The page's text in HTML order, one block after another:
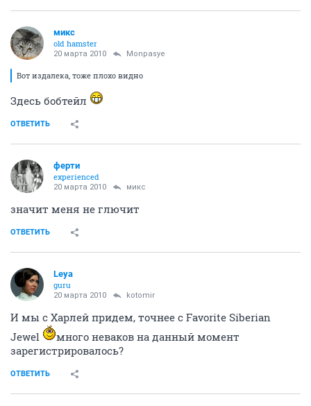
микс
old hamster
20 марта 2010 Monpasye
Вот издалека, тоже плохо видно
Здесь бобтейл
ОТВЕТИТЬ
ферти
experienced
20 марта 2010 микс
значит меня не глючит
ОТВЕТИТЬ
Leya
guru
20 марта 2010 kotomir
И мы с Харлей придем, точнее с Favorite Siberian
Jewel
много неваков на данный момент
зарегистрировалось?
ОТВЕТИТЬ